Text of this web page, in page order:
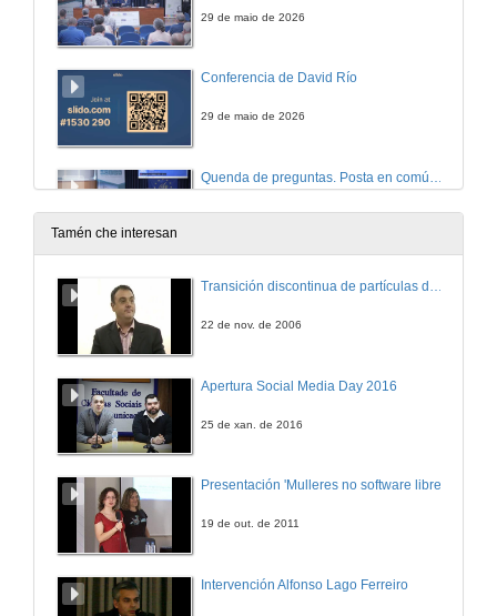
29 de maio de 2026
Conferencia de David Río
29 de maio de 2026
29 de maio de 2026
Peche da xornada
Tamén che interesan
Transición discontinua de partículas de microgel termosensible
22 de nov. de 2006
Apertura Social Media Day 2016
25 de xan. de 2016
Presentación 'Mulleres no software libre'
19 de out. de 2011
Intervención Alfonso Lago Ferreiro